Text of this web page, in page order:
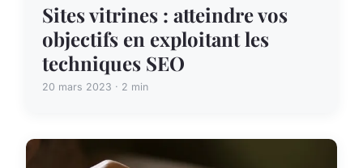
Sites vitrines : atteindre vos
objectifs en exploitant les
techniques SEO
20 mars 2023 · 2 min